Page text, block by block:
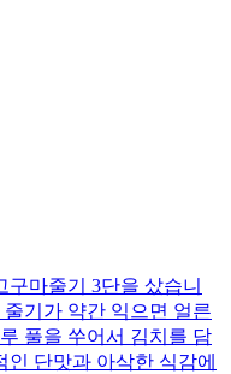
마줄기 3단을 샀습니
기가 약간 익으면 얼른
풀을 쑤어서 김치를 담
단맛과 아삭한 식감에